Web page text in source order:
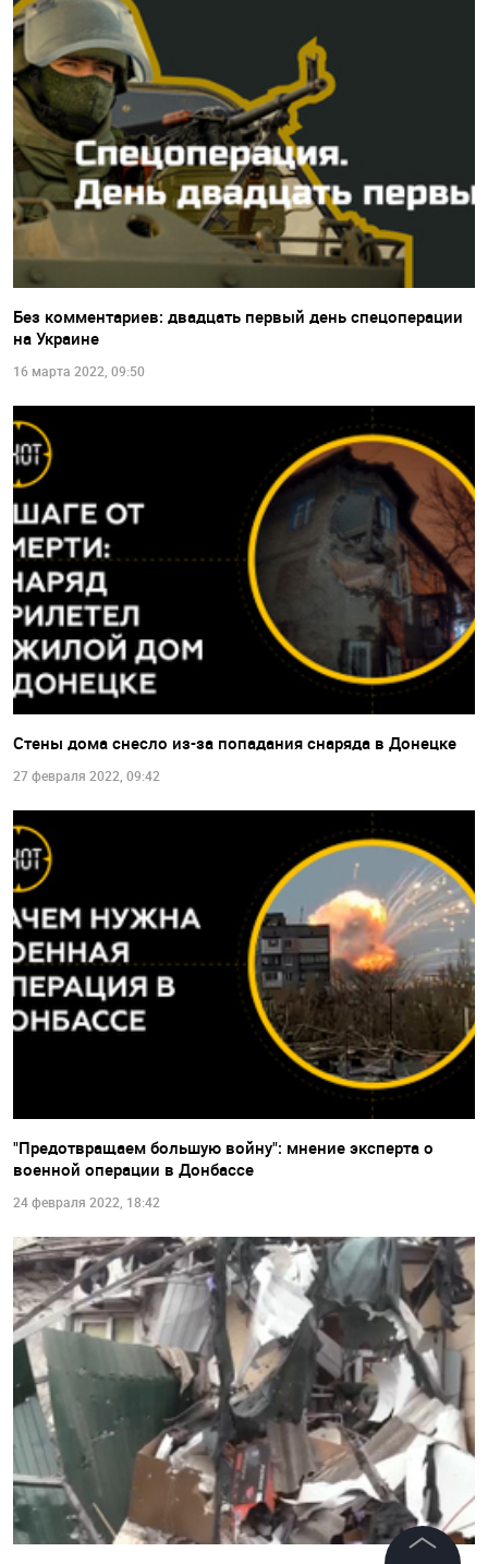
Без комментариев: двадцать первый день спецоперации
на Украине
16 марта 2022, 09:50
Стены дома снесло из-за попадания снаряда в Донецке
27 февраля 2022, 09:42
"Предотвращаем большую войну": мнение эксперта о
военной операции в Донбассе
24 февраля 2022, 18:42